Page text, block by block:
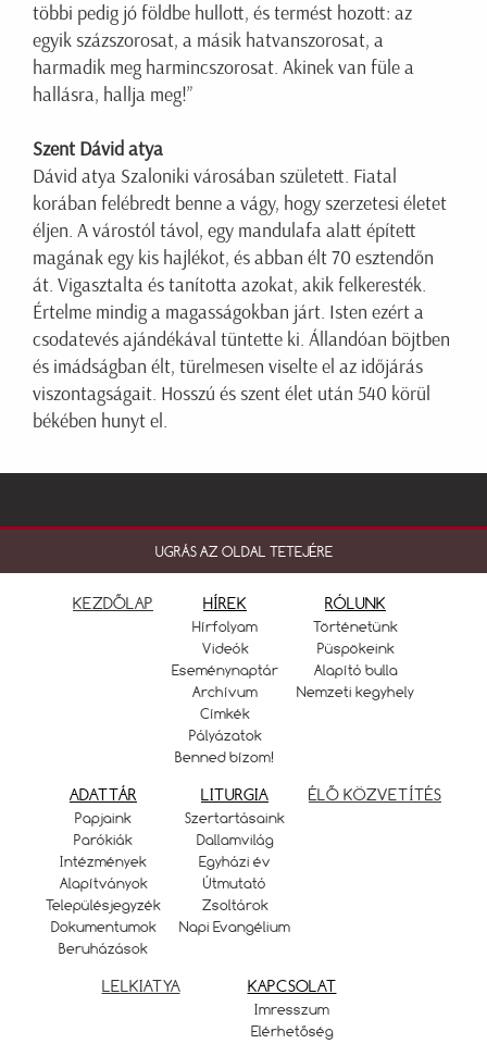
többi pedig jó földbe hullott, és termést hozott: az
egyik százszorosat, a másik hatvanszorosat, a
harmadik meg harmincszorosat. Akinek van füle a
hallásra, hallja meg!”
Szent Dávid atya
Dávid atya Szaloniki városában született. Fiatal
korában felébredt benne a vágy, hogy szerzetesi életet
éljen. A várostól távol, egy mandulafa alatt épített
magának egy kis hajlékot, és abban élt 70 esztendőn
át. Vigasztalta és tanította azokat, akik felkeresték.
Értelme mindig a magasságokban járt. Isten ezért a
csodatevés ajándékával tüntette ki. Állandóan böjtben
és imádságban élt, türelmesen viselte el az időjárás
viszontagságait. Hosszú és szent élet után 540 körül
békében hunyt el.
UGRÁS AZ OLDAL TETEJÉRE
KEZDŐLAP HÍREK
Hírfolyam
Videók
Eseménynaptár
Archívum
Címkék
Pályázatok
Benned bízom!
RÓLUNK
Történetünk
Püspökeink
Alapító bulla
Nemzeti kegyhely
ADATTÁR
Papjaink
Parókiák
Intézmények
Alapítványok
Településjegyzék
Dokumentumok
Beruházások
LITURGIA
Szertartásaink
Dallamvilág
Egyházi év
Útmutató
Zsoltárok
Napi Evangélium
ÉLŐ KÖZVETÍTÉS
LELKIATYA KAPCSOLAT
Imresszum
Elérhetőség